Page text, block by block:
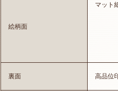
絵柄面
マット
裏面 高品位